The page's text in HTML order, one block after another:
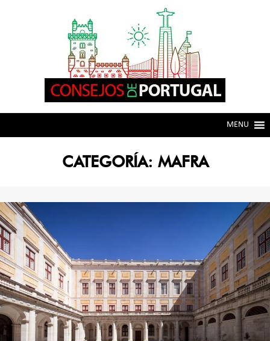
MENU
CATEGORÍA: MAFRA